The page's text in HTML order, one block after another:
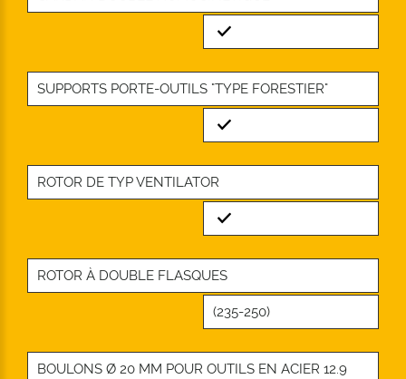
Standard
SUPPORTS PORTE-OUTILS "TYPE FORESTIER"
Standard
ROTOR DE TYP VENTILATOR
Standard
ROTOR À DOUBLE FLASQUES
(235-250)
BOULONS Ø 20 MM POUR OUTILS EN ACIER 12.9